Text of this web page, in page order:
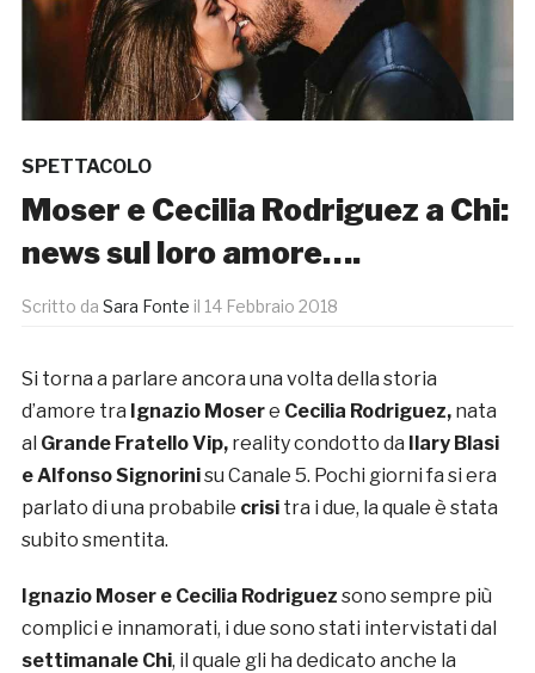
SPETTACOLO
Moser e Cecilia Rodriguez a Chi:
news sul loro amore….
Scritto da Sara Fonte il 14 Febbraio 2018
Si torna a parlare ancora una volta della storia
d’amore tra Ignazio Mosere Cecilia Rodriguez, nata
al Grande Fratello Vip, reality condotto da Ilary Blasi
e Alfonso Signorinisu Canale 5. Pochi giorni fa si era
parlato di una probabile crisitra i due, la quale è stata
subito smentita.
Ignazio Moser e Cecilia Rodriguez sono sempre più
complici e innamorati, i due sono stati intervistati dal
settimanale Chi, il quale gli ha dedicato anche la